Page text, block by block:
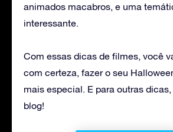
animados macabros, e uma
interessante.
Com essas dicas de filmes, você
com certeza, fazer o seu
mais especial. E para outras
blog!